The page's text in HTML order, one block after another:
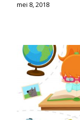
mei 8, 2018